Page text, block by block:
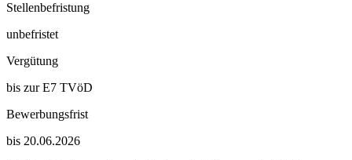
Stellenbefristung
unbefristet
Vergütung
bis zur E7 TVöD
Bewerbungsfrist
bis 20.06.2026